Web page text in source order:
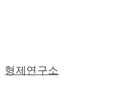
형제연구소